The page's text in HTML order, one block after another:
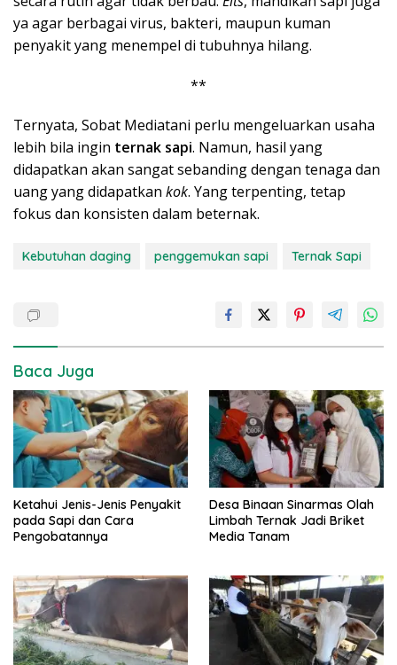
ya agar berbagai virus, bakteri, maupun kuman
penyakit yang menempel di tubuhnya hilang.
**
Ternyata, Sobat Mediatani perlu mengeluarkan usaha
lebih bila ingin ternak sapi. Namun, hasil yang
didapatkan akan sangat sebanding dengan tenaga dan
uang yang didapatkan kok. Yang terpenting, tetap
fokus dan konsisten dalam beternak.
Kebutuhan daging penggemukan sapi Ternak Sapi
Baca Juga
Ketahui Jenis-Jenis Penyakit
pada Sapi dan Cara
Pengobatannya
Desa Binaan Sinarmas Olah
Limbah Ternak Jadi Briket
Media Tanam